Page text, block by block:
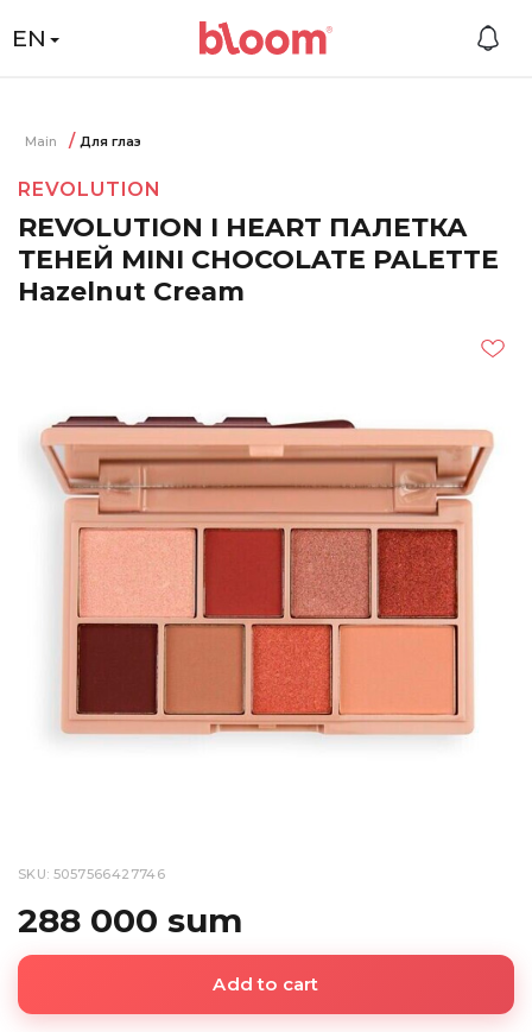
EN
Main Для глаз
REVOLUTION
REVOLUTION I HEART ПАЛЕТКА
ТЕНЕЙ MINI CHOCOLATE PALETTE
Hazelnut Cream
SKU: 5057566427746
288 000 sum
Add to cart